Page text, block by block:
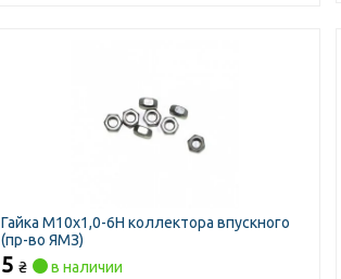
Гайка М10х1,0-6Н коллектора впускного
(пр-во ЯМЗ)
5 ₴
в наличии